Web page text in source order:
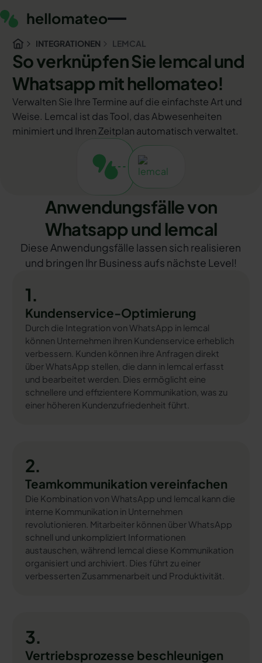
INTEGRATIONEN LEMCAL
So verknüpfen Sie lemcal und
Whatsapp mit hellomateo!
Verwalten Sie Ihre Termine auf die einfachste Art und
Weise. Lemcal ist das Tool, das Abwesenheiten
minimiert und Ihren Zeitplan automatisch verwaltet.
Anwendungsfälle von
Whatsapp und lemcal
Diese Anwendungsfälle lassen sich realisieren
und bringen Ihr Business aufs nächste Level!
1.
Kundenservice-Optimierung
Durch die Integration von WhatsApp in lemcal
können Unternehmen ihren Kundenservice erheblich
verbessern. Kunden können ihre Anfragen direkt
über WhatsApp stellen, die dann in lemcal erfasst
und bearbeitet werden. Dies ermöglicht eine
schnellere und effizientere Kommunikation, was zu
einer höheren Kundenzufriedenheit führt.
2.
Teamkommunikation vereinfachen
Die Kombination von WhatsApp und lemcal kann die
interne Kommunikation in Unternehmen
revolutionieren. Mitarbeiter können über WhatsApp
schnell und unkompliziert Informationen
austauschen, während lemcal diese Kommunikation
organisiert und archiviert. Dies führt zu einer
verbesserten Zusammenarbeit und Produktivität.
3.
Vertriebsprozesse beschleunigen